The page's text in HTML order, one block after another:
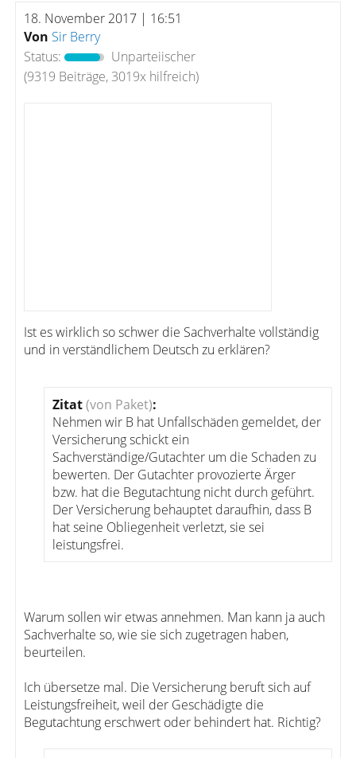
18. November 2017 | 16:51
Von Sir Berry
Status:
Unparteiischer
(9319 Beiträge, 3019x hilfreich)
Ist es wirklich so schwer die Sachverhalte vollständig
und in verständlichem Deutsch zu erklären?
Zitat(von Paket):
Nehmen wir B hat Unfallschäden gemeldet, der
Versicherung schickt ein
Sachverständige/Gutachter um die Schaden zu
bewerten. Der Gutachter provozierte Ärger
bzw. hat die Begutachtung nicht durch geführt.
Der Versicherung behauptet daraufhin, dass B
hat seine Obliegenheit verletzt, sie sei
leistungsfrei.
Warum sollen wir etwas annehmen. Man kann ja auch
Sachverhalte so, wie sie sich zugetragen haben,
beurteilen.
Ich übersetze mal. Die Versicherung beruft sich auf
Leistungsfreiheit, weil der Geschädigte die
Begutachtung erschwert oder behindert hat. Richtig?